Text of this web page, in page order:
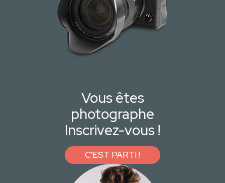
Vous êtes
photographe
Inscrivez-vous !
C'EST PARTI !